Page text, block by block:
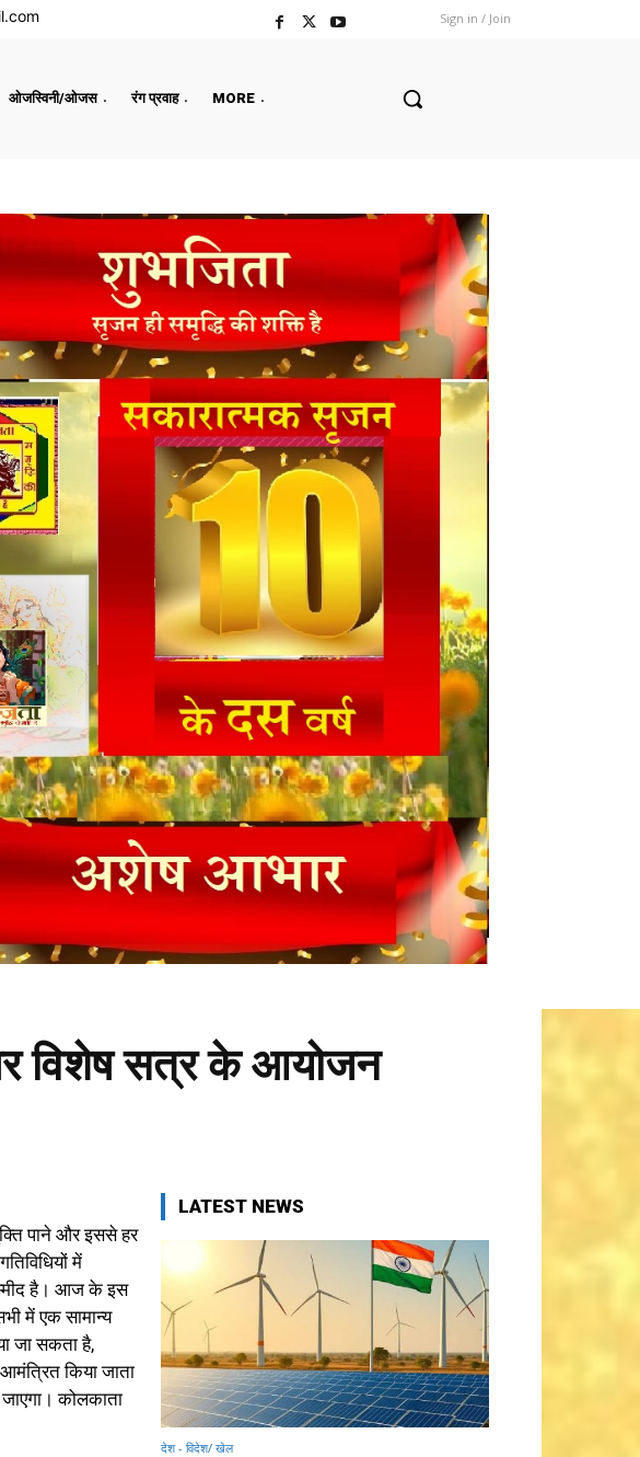
Sign in / Join
ओजस्विनी/ओजस रंग प्रवाह MORE
विशेष सत्र के आयोजन
पाने और इससे हर
में
है। आज के इस
में एक सामान्य
जा सकता है,
किया जाता
कोलकाता
LATEST NEWS
देश - विदेश/ खेल